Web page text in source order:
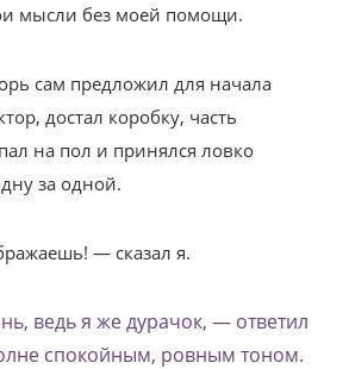
мысли без моей помощи.
сам предложил для начала
достал коробку, часть
на пол и принялся ловко
за одной.
— сказал я.
ведь я же дурачок, — ответил
спокойным, ровным тоном.